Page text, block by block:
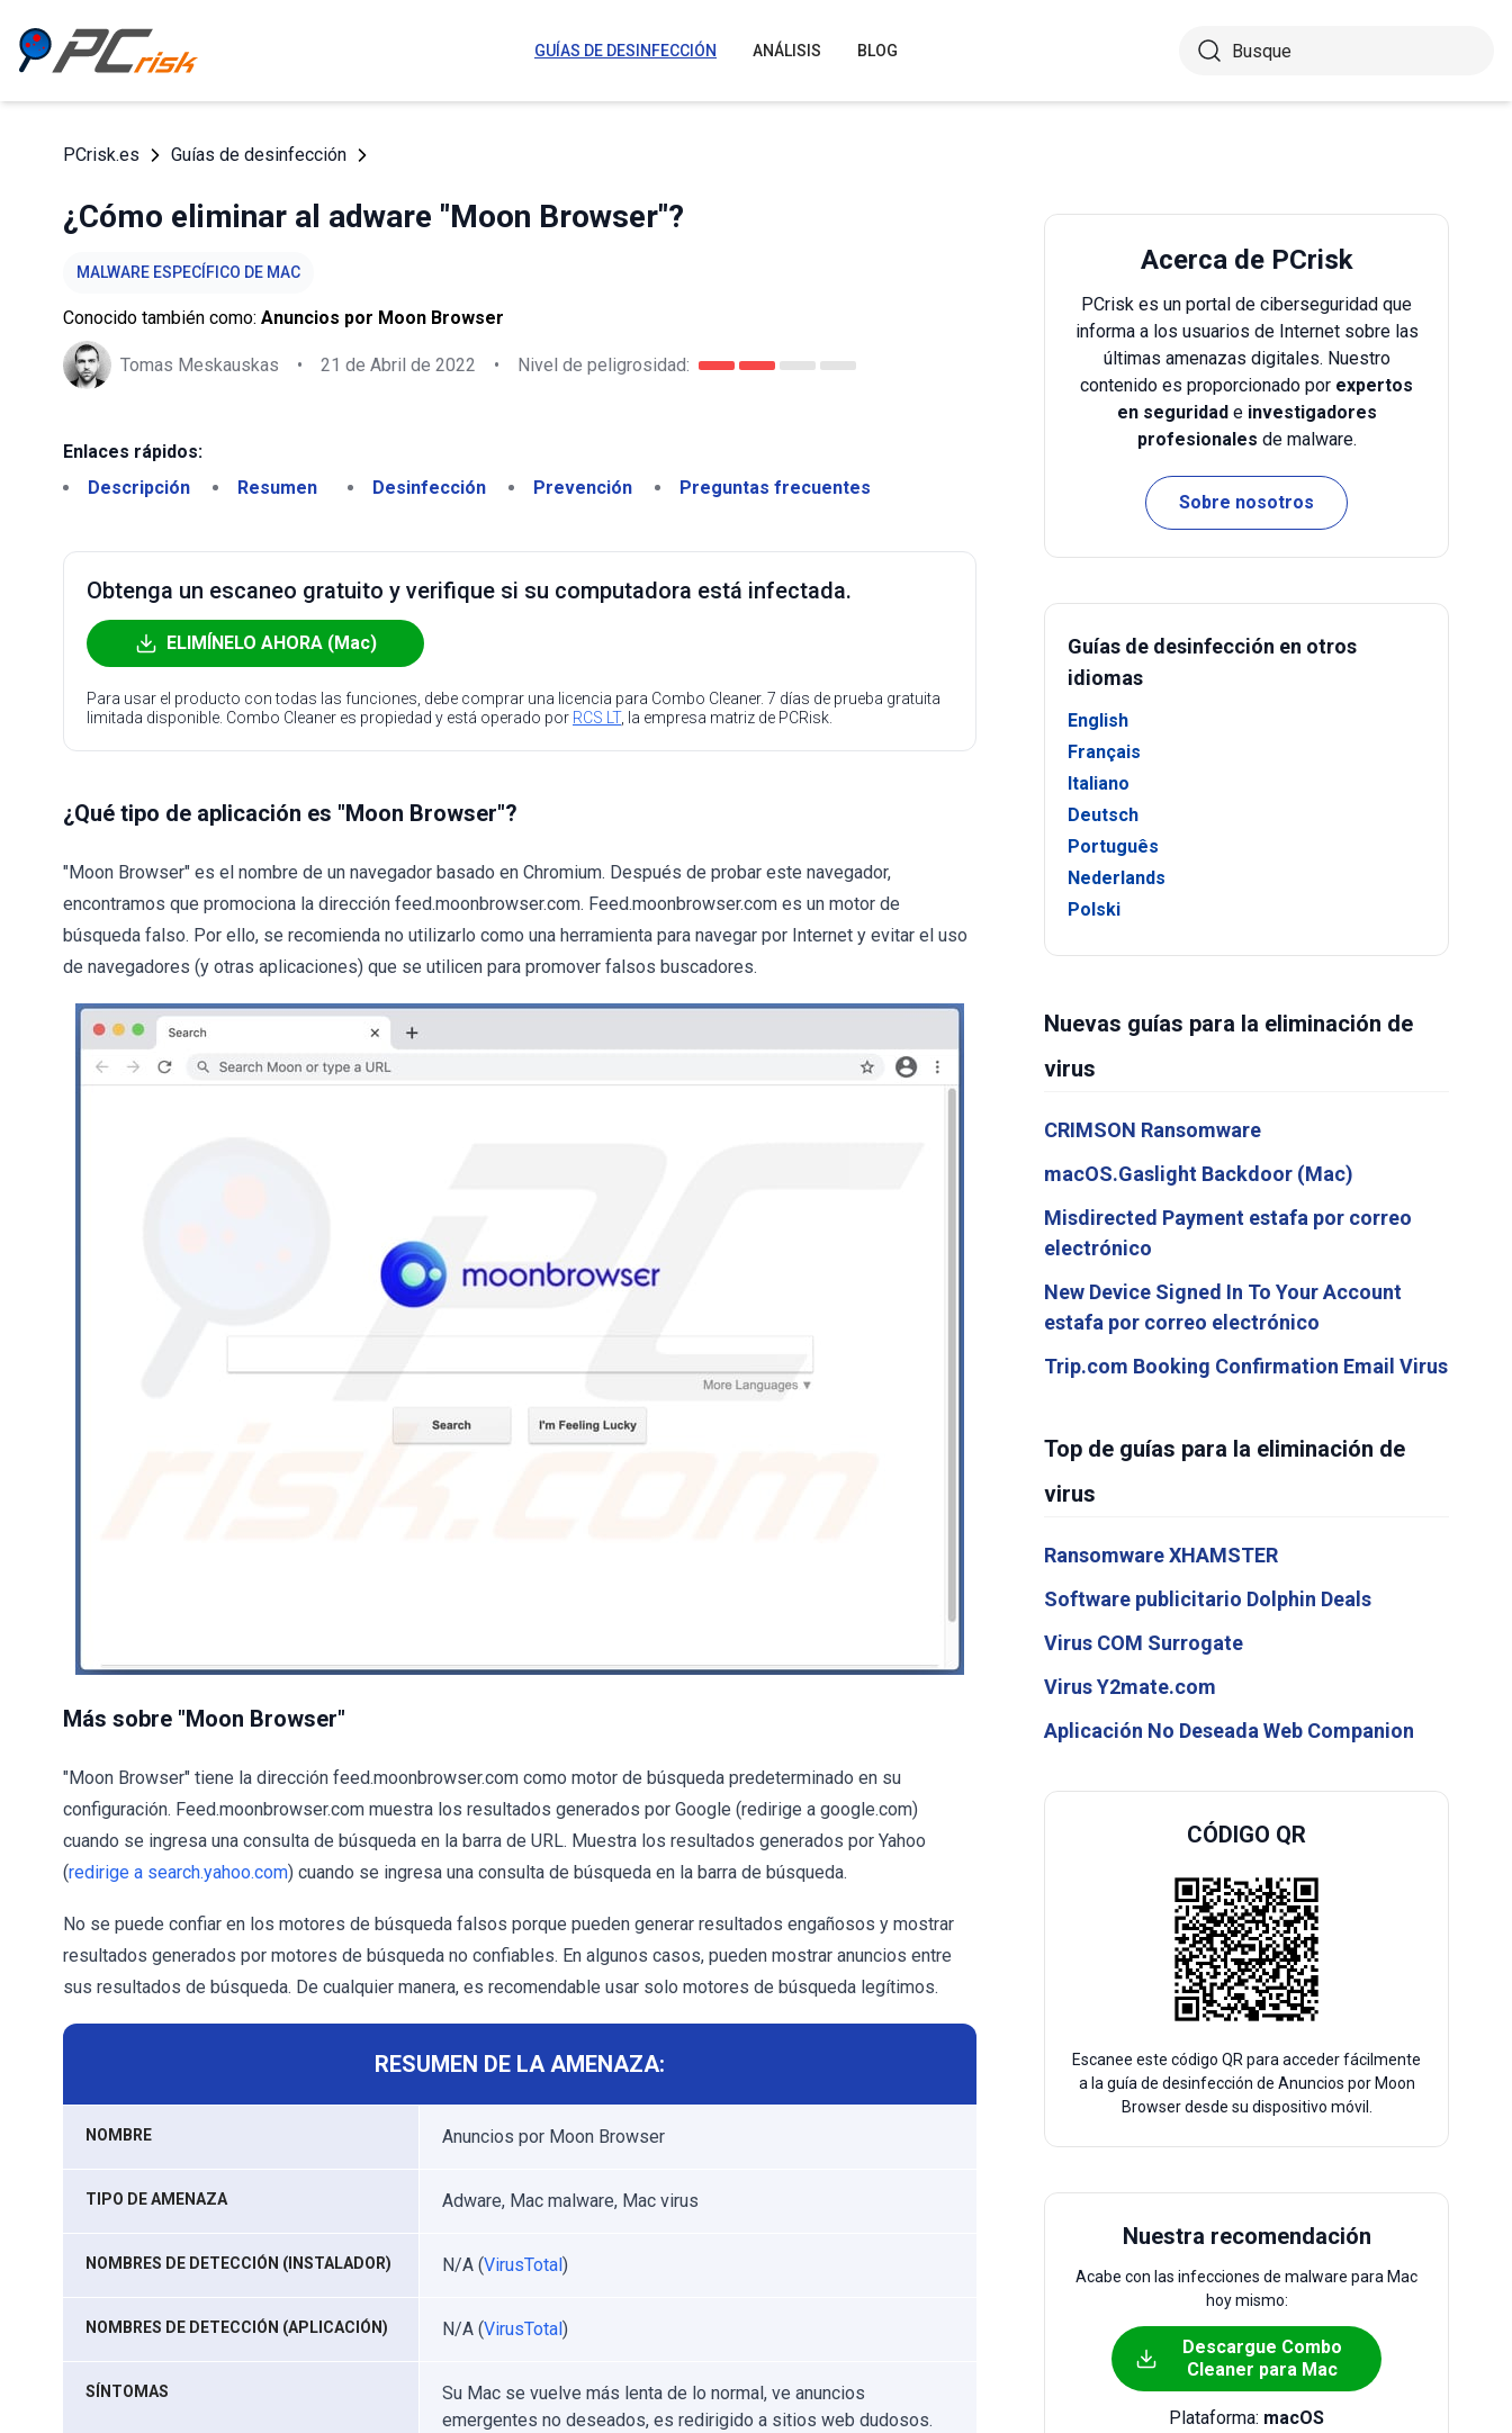
GUÍAS DE DESINFECCIÓN ANÁLISIS BLOG
PCrisk.es Guías de desinfección
¿Cómo eliminar al adware "Moon Browser"?
MALWARE ESPECÍFICO DE MAC
Conocido también como: Anuncios por Moon Browser
Tomas Meskauskas • 21 de Abril de 2022 • Nivel de peligrosidad:
Enlaces rápidos:
Descripción
Resumen Desinfección Prevención Preguntas frecuentes
Obtenga un escaneo gratuito y verifique si su computadora está infectada.
ELIMÍNELO AHORA (Mac)
Para usar el producto con todas las funciones, debe comprar una licencia para Combo Cleaner. 7 días de prueba gratuita
limitada disponible. Combo Cleaner es propiedad y está operado por RCS LT, la empresa matriz de PCRisk.
¿Qué tipo de aplicación es "Moon Browser"?
"Moon Browser" es el nombre de un navegador basado en Chromium. Después de probar este navegador,
encontramos que promociona la dirección feed.moonbrowser.com. Feed.moonbrowser.com es un motor de
búsqueda falso. Por ello, se recomienda no utilizarlo como una herramienta para navegar por Internet y evitar el uso
de navegadores (y otras aplicaciones) que se utilicen para promover falsos buscadores.
Más sobre "Moon Browser"
"Moon Browser" tiene la dirección feed.moonbrowser.com como motor de búsqueda predeterminado en su
configuración. Feed.moonbrowser.com muestra los resultados generados por Google (redirige a google.com)
cuando se ingresa una consulta de búsqueda en la barra de URL. Muestra los resultados generados por Yahoo
(redirige a search.yahoo.com) cuando se ingresa una consulta de búsqueda en la barra de búsqueda.
No se puede confiar en los motores de búsqueda falsos porque pueden generar resultados engañosos y mostrar
resultados generados por motores de búsqueda no confiables. En algunos casos, pueden mostrar anuncios entre
sus resultados de búsqueda. De cualquier manera, es recomendable usar solo motores de búsqueda legítimos.
RESUMEN DE LA AMENAZA:
NOMBRE Anuncios por Moon Browser
TIPO DE AMENAZA Adware, Mac malware, Mac virus
NOMBRES DE DETECCIÓN (INSTALADOR) N/A (VirusTotal)
NOMBRES DE DETECCIÓN (APLICACIÓN) N/A (VirusTotal)
SÍNTOMAS
Su Mac se vuelve más lenta de lo normal, ve anuncios
emergentes no deseados, es redirigido a sitios web dudosos.
Acerca de PCrisk
PCrisk es un portal de ciberseguridad que
informa a los usuarios de Internet sobre las
últimas amenazas digitales. Nuestro
contenido es proporcionado por expertos
en seguridade investigadores
profesionales de malware.
Sobre nosotros
Guías de desinfección en otros
idiomas
English
Français
Italiano
Deutsch
Português
Nederlands
Polski
Nuevas guías para la eliminación de
virus
CRIMSON Ransomware
macOS.Gaslight Backdoor (Mac)
Misdirected Payment estafa por correo
electrónico
New Device Signed In To Your Account
estafa por correo electrónico
Trip.com Booking Confirmation Email Virus
Top de guías para la eliminación de
virus
Ransomware XHAMSTER
Software publicitario Dolphin Deals
Virus COM Surrogate
Virus Y2mate.com
Aplicación No Deseada Web Companion
CÓDIGO QR
Escanee este código QR para acceder fácilmente
a la guía de desinfección de Anuncios por Moon
Browser desde su dispositivo móvil.
Nuestra recomendación
Acabe con las infecciones de malware para Mac
hoy mismo:
Descargue Combo
Cleaner para Mac
Plataforma: macOS